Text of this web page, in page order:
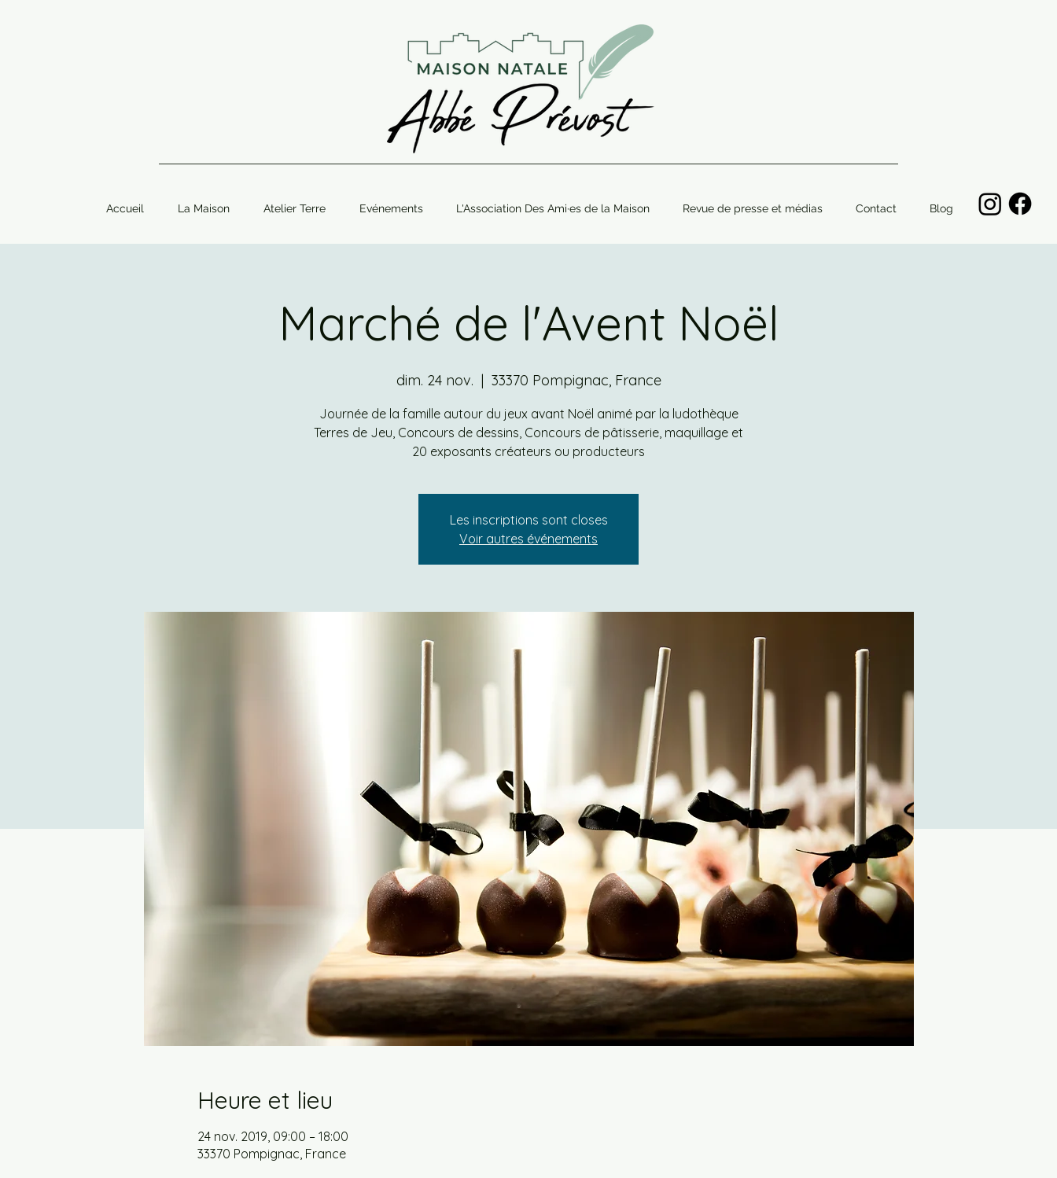
Accueil La Maison Atelier Terre Evénements L'Association Des Ami·es de la Maison Revue de presse et médias Contact Blog
Marché de l'Avent Noël
dim. 24 nov.
  |
33370 Pompignac, France
Journée de la famille autour du jeux avant Noël animé par la ludothèque
Terres de Jeu, Concours de dessins, Concours de pâtisserie, maquillage et
20 exposants créateurs ou producteurs
Les inscriptions sont closes
Voir autres événements
Heure et lieu
24 nov. 2019, 09:00 – 18:00
33370 Pompignac, France